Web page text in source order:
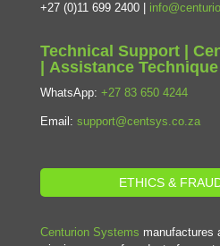
+27 (0)11 699 2400 |
Technical Support |
| Assistance Technique
WhatsApp: +27 83 650 4244
Email: support@centsys.co.za
ETHICS &
Centurion Systems manufactures